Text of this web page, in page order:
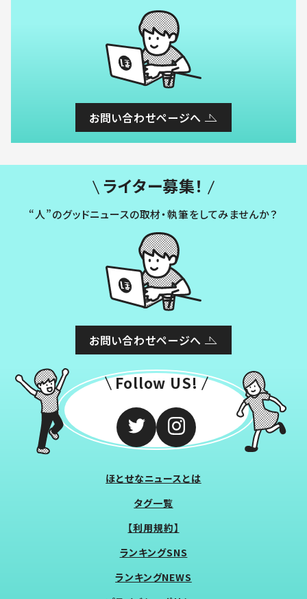
お問い合わせページへ
ライター募集！
“人”のグッドニュースの取材・執筆をしてみませんか？
お問い合わせページへ
Follow US!
ほとせなニュースとは
タグ一覧
【利用規約】
ランキングSNS
ランキングNEWS